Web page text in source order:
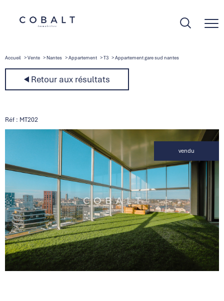
Accueil Vente Nantes Appartement T3 Appartement gare sud nantes
Retour aux résultats
Réf : MT202
vendu